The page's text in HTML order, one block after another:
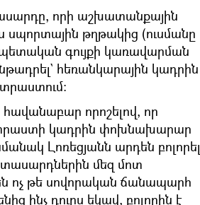
որի աշխատանքային
սպորտային թղթակից (ուսմանը
գույքի կառավարման
հեռանկարային կադրին
որոշելով, որ
կադրին փոխնախարար
Լոռեցյանն արդեն բոլորել
մեզ մոտ
ոչ թե սովորական ճանապարհ
ինչ դուրս եկավ, բոլորին է